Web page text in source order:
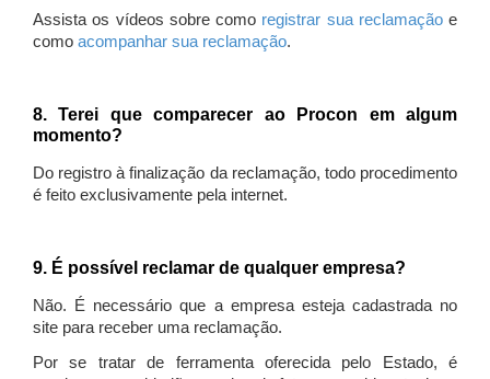
Assista os vídeos sobre como registrar sua reclamaçãoe
como acompanhar sua reclamação.
8. Terei que comparecer ao Procon em algum
momento?
Do registro à finalização da reclamação, todo procedimento
é feito exclusivamente pela internet.
9. É possível reclamar de qualquer empresa?
Não. É necessário que a empresa esteja cadastrada no
site para receber uma reclamação.
Por se tratar de ferramenta oferecida pelo Estado, é